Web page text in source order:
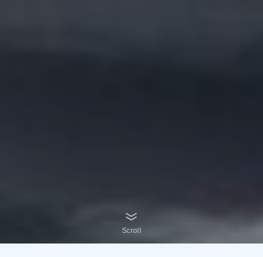
Scroll